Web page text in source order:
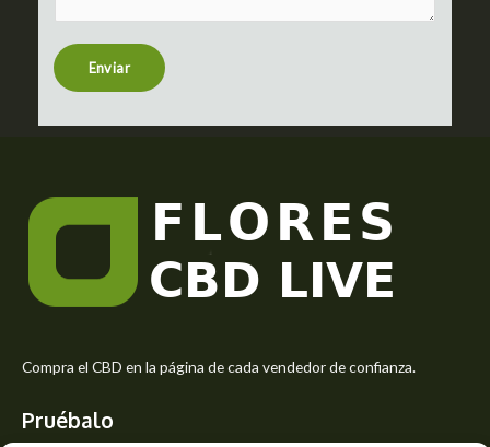
t
r
s
e
Enviar
Compra el CBD en la página de cada vendedor de confianza.
Pruébalo